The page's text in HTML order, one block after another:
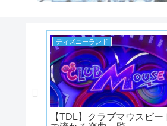
ディズニーランド
【TDL】クラブマウスビー